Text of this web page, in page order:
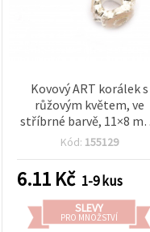
Kovový ART korálek s
růžovým květem, ve
stříbrné barvě, 11×8
průvlek 5 mm
Kód: 155129
6.11 Kč 1-9 kus
SLEVY
PRO MNOŽSTVÍ